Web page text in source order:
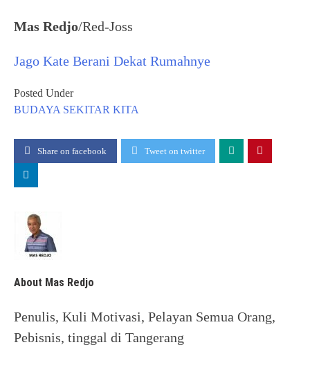
Mas Redjo/Red-Joss
Jago Kate Berani Dekat Rumahnye
Posted Under
BUDAYA SEKITAR KITA
Share on facebook Tweet on twitter
About Mas Redjo
Penulis, Kuli Motivasi, Pelayan Semua Orang,
Pebisnis, tinggal di Tangerang